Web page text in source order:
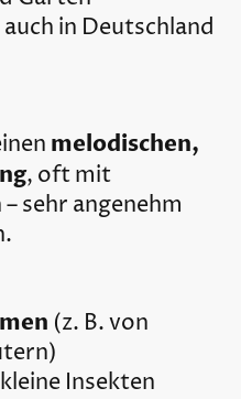
in Deutschland
melodischen,
, oft mit
sehr angenehm
(z. B. von
Insekten